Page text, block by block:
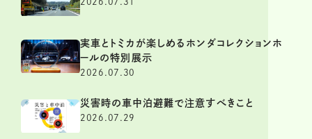
実車とトミカが楽しめるホンダコレクションホ
ールの特別展示
2026.07.30
災害時の車中泊避難で注意すべきこと
2026.07.29